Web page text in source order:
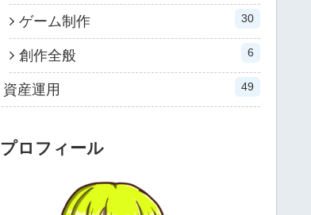
ゲーム制作 30
創作全般 6
資産運用 49
プロフィール